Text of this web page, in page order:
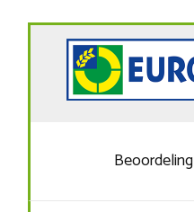
Beoordeling